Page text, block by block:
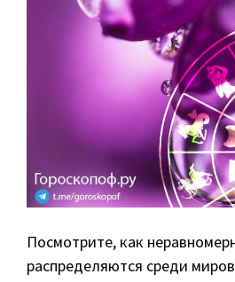
Посмотрите, как
распределяются среди